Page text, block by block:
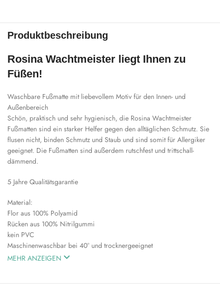
Produktbeschreibung
Rosina Wachtmeister liegt Ihnen zu
Füßen!
Waschbare Fußmatte mit liebevollem Motiv für den Innen- und
Außenbereich
Schön, praktisch und sehr hygienisch, die Rosina Wachtmeister
Fußmatten sind ein starker Helfer gegen den alltäglichen Schmutz. Sie
flusen nicht, binden Schmutz und Staub und sind somit für Allergiker
geeignet. Die Fußmatten sind außerdem rutschfest und trittschall-
dämmend.
5 Jahre Qualitätsgarantie
Material:
Flor aus 100% Polyamid
Rücken aus 100% Nitrilgummi
kein PVC
Maschinenwaschbar bei 40° und trocknergeeignet
MEHR ANZEIGEN